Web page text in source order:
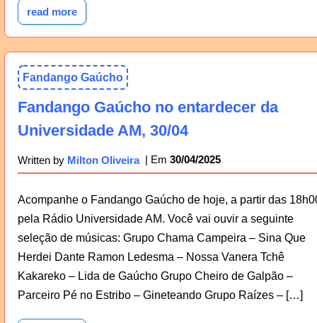
read more
Fandango Gaúcho
Fandango Gaúcho no entardecer da
Universidade AM, 30/04
Written by Milton Oliveira 30/04/2025
Acompanhe o Fandango Gaúcho de hoje, a partir das
pela Rádio Universidade AM. Você vai ouvir a seguinte
seleção de músicas: Grupo Chama Campeira – Sina Que
Herdei Dante Ramon Ledesma – Nossa Vanera Tchê
Kakareko – Lida de Gaúcho Grupo Cheiro de Galpão –
Parceiro Pé no Estribo – Gineteando Grupo Raízes – […]